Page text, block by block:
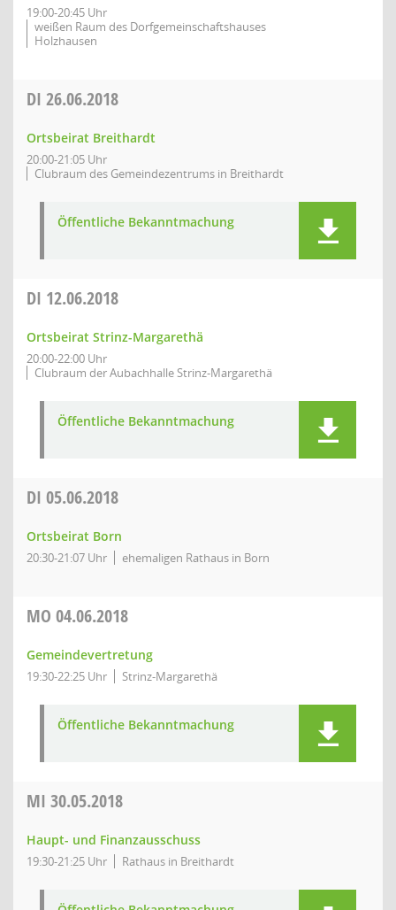
19:00-20:45 Uhr
weißen Raum des Dorfgemeinschaftshauses
Holzhausen
DI 26.06.2018
Ortsbeirat Breithardt
20:00-21:05 Uhr
Clubraum des Gemeindezentrums in Breithardt
Öffentliche Bekanntmachung
DI 12.06.2018
Ortsbeirat Strinz-Margarethä
20:00-22:00 Uhr
Clubraum der Aubachhalle Strinz-Margarethä
Öffentliche Bekanntmachung
DI 05.06.2018
Ortsbeirat Born
20:30-21:07 Uhr ehemaligen Rathaus in Born
MO 04.06.2018
Gemeindevertretung
19:30-22:25 Uhr Strinz-Margarethä
Öffentliche Bekanntmachung
MI 30.05.2018
Haupt- und Finanzausschuss
19:30-21:25 Uhr Rathaus in Breithardt